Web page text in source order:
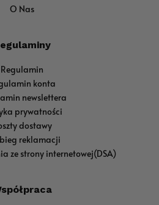
O Nas
Regulamin
konta
newslettera
prywatności
dostawy
reklamacji
ze strony internetowej(DSA)